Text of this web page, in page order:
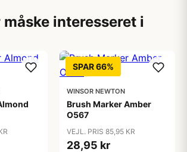
måske interesseret i
SPAR 66%
WINSOR NEWTON
Brush Marker Amber
O567
VEJL. PRIS 85,95 KR
28,95 kr